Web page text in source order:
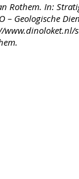
Rothem. In:
– Geologische
www.dinoloket.nl/